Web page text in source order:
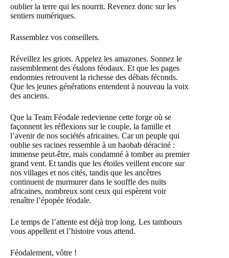
oublier la terre qui les nourrit. Revenez donc sur les
sentiers numériques.
Rassemblez vos conseillers.
Réveillez les griots. Appelez les amazones. Sonnez le
rassemblement des étalons féodaux. Et que les pages
endormies retrouvent la richesse des débats féconds.
Que les jeunes générations entendent à nouveau la voix
des anciens.
Que la Team Féodale redevienne cette forge où se
façonnent les réflexions sur le couple, la famille et
l’avenir de nos sociétés africaines. Car un peuple qui
oublie ses racines ressemble à un baobab déraciné :
immense peut-être, mais condamné à tomber au premier
grand vent. Et tandis que les étoiles veillent encore sur
nos villages et nos cités, tandis que les ancêtres
continuent de murmurer dans le souffle des nuits
africaines, nombreux sont ceux qui espèrent voir
renaître l’épopée féodale.
Le temps de l’attente est déjà trop long. Les tambours
vous appellent et l’histoire vous attend.
Féodalement, vôtre !